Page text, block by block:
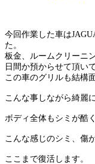
今回作業した車は
た。
板金、ルームクリーニ
日間か預からせて頂い
この車のグリルも結構
こんな事しながら綺麗
ボディ全体もシミが酷
こんな感じのシミ、傷
ここまで復活します。